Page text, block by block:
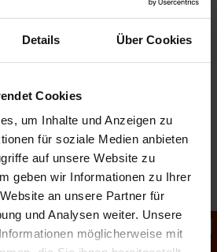
Details Über Cookies
Cookies
um Inhalte und Anzeigen zu
für soziale Medien anbieten
auf unsere Website zu
geben wir Informationen zu Ihrer
an unsere Partner für
und Analysen weiter. Unsere
möglicherweise mit
Assistenz
zur ZFA
Praxis tätig